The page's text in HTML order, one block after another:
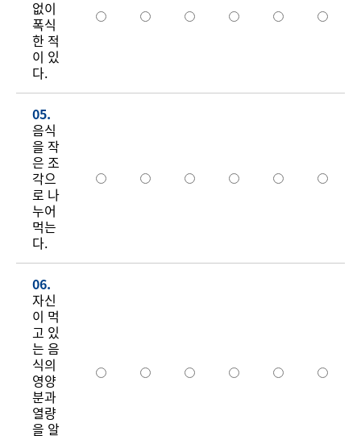
없이
폭식
한 적
이 있
다.
05.
음식
을 작
은 조
각으
로 나
누어
먹는
다.
06.
자신
이 먹
고 있
는 음
식의
영양
분과
열량
을 알